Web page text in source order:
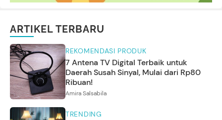
ARTIKEL TERBARU
REKOMENDASI PRODUK
7 Antena TV Digital Terbaik untuk
Daerah Susah Sinyal, Mulai dari Rp80
Ribuan!
Amira Salsabila
TRENDING